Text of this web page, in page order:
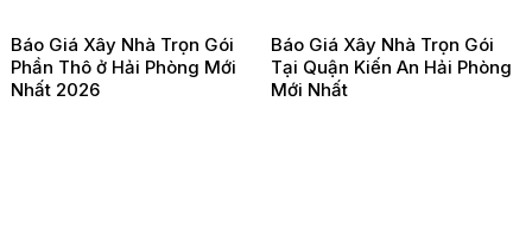
Báo Giá Xây Nhà Trọn Gói
Phần Thô ở Hải Phòng Mới
Nhất 2026
Báo Giá Xây Nhà Trọn Gói
Tại Quận Kiến An Hải Phòng
Mới Nhất